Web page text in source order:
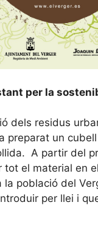
per la
dels residus
preparat un
A partir del
el material en
població del
per llei i